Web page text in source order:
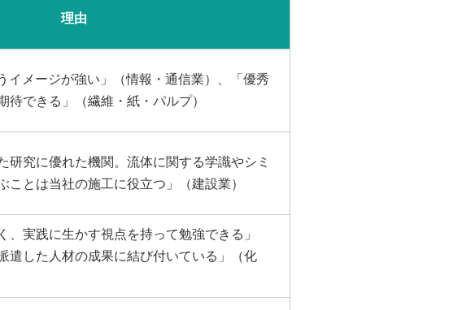
理由
イメージが強い」（情報・通信業）、「優秀
待できる」（繊維・紙・パルプ）
研究に優れた機関。流体に関する学識やシミ
ことは当社の施工に役立つ」（建設業）
、実践に生かす視点を持って勉強できる」
遣した人材の成果に結び付いている」（化